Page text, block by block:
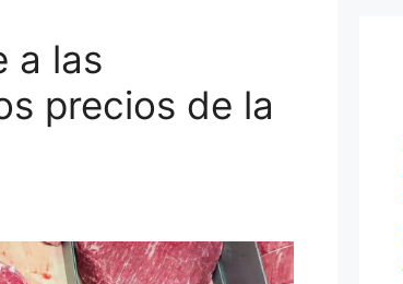
a las
precios de la